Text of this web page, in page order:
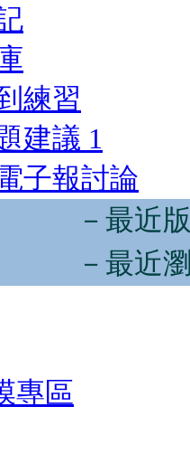
練習
建議 1
子報討論
－最近
－最近
專區